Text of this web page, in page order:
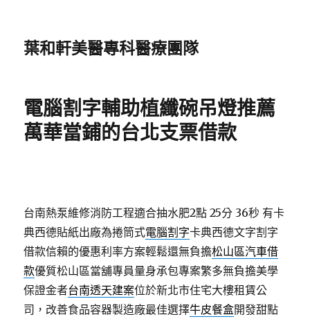
葉和軒美醫專科醫療團隊
電腦割字輔助植纖碗吊燈推薦
萬華當鋪的台北支票借款
台南熱泵維修消防工程適合抽水肥2點 25分 36秒 有卡
典西德貼紙出廠為捲筒式電腦割字卡典西德文字割字
借款信賴的優惠利率方案輕鬆還無負擔松山區汽車借
款優質松山區當舖專員量身承包專案繁多無負擔美學
保證金者台南透天建案位於新北市住宅大樓租賃公
司，改善食品容器製造廠最佳選擇牛皮餐盒開發甜點